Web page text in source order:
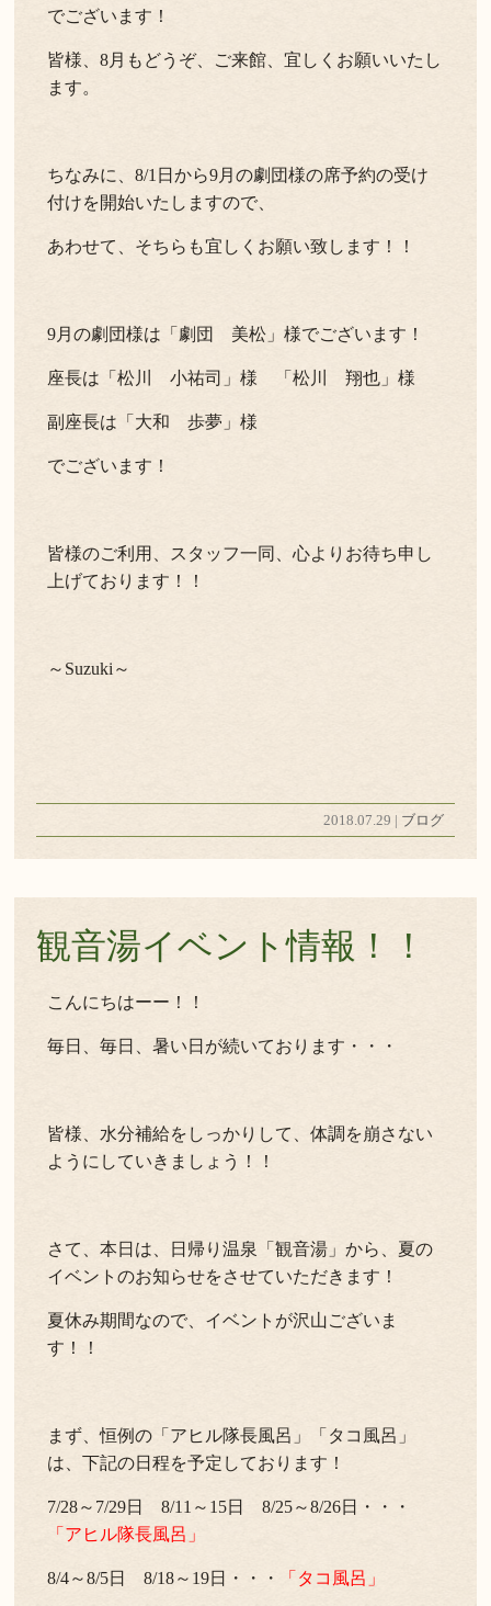
でございます！
皆様、8月もどうぞ、ご来館、宜しくお願いいたし
ます。
ちなみに、8/1日から9月の劇団様の席予約の受け
付けを開始いたしますので、
あわせて、そちらも宜しくお願い致します！！
9月の劇団様は「劇団 美松」様でございます！
座長は「松川 小祐司」様 「松川 翔也」様
副座長は「大和 歩夢」様
でございます！
皆様のご利用、スタッフ一同、心よりお待ち申し
上げております！！
～Suzuki～
2018.07.29 | ブログ
観音湯イベント情報！！
こんにちはーー！！
毎日、毎日、暑い日が続いております・・・
皆様、水分補給をしっかりして、体調を崩さない
ようにしていきましょう！！
さて、本日は、日帰り温泉「観音湯」から、夏の
イベントのお知らせをさせていただきます！
夏休み期間なので、イベントが沢山ございま
す！！
まず、恒例の「アヒル隊長風呂」「タコ風呂」
は、下記の日程を予定しております！
7/28～7/29日 8/11～15日 8/25～8/26日・・・
「アヒル隊長風呂」
8/4～8/5日 8/18～19日・・・ 「タコ風呂」